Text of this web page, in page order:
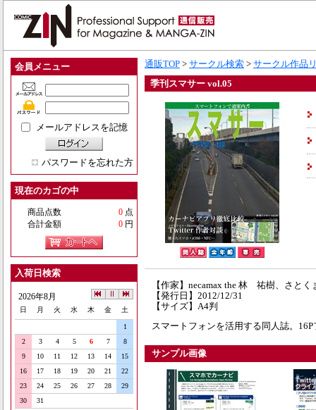
会員メニュー
メールアドレスを記憶
パスワードを忘れた方
現在のカゴの中
商品点数 0 点
合計金額
0 円
入荷日検索
2026年8月
日 月 火 水 木 金 土
1
2
3 4 5 6 7
8
9
10 11 12 13 14
15
16
17 18 19 20 21
22
23
24 25 26 27 28
29
30
31
通販TOP > サークル検索 > サークル作品
季刊スマサー vol.05
【作家】necamax the 林 祐樹、さとく
【発行日】2012/12/31
【サイズ】A4判
スマートフォンを活用する同人誌。
サンプル画像